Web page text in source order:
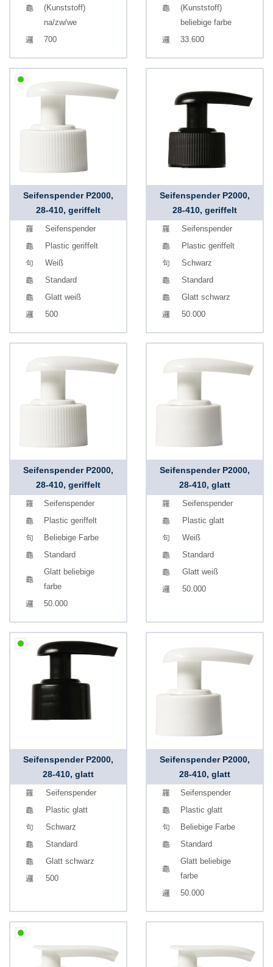
(Kunststoff)
na/zw/we
700
(Kunststoff)
beliebige farbe
33.600
Seifenspender P2000,
28-410, geriffelt
Seifenspender
Plastic geriffelt
Weiß
Standard
Glatt weiß
500
Seifenspender P2000,
28-410, geriffelt
Seifenspender
Plastic geriffelt
Schwarz
Standard
Glatt schwarz
50.000
Seifenspender P2000,
28-410, geriffelt
Seifenspender
Plastic geriffelt
Beliebige Farbe
Standard
Glatt beliebige
farbe
50.000
Seifenspender P2000,
28-410, glatt
Seifenspender
Plastic glatt
Weiß
Standard
Glatt weiß
50.000
Seifenspender P2000,
28-410, glatt
Seifenspender
Plastic glatt
Schwarz
Standard
Glatt schwarz
500
Seifenspender P2000,
28-410, glatt
Seifenspender
Plastic glatt
Beliebige Farbe
Standard
Glatt beliebige
farbe
50.000